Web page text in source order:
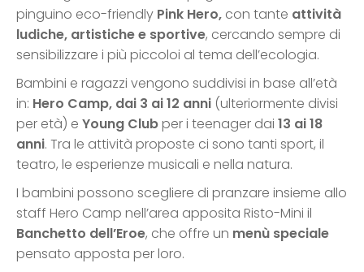
pinguino eco-friendly Pink Hero, con tante attività
ludiche, artistiche e sportive, cercando sempre di
sensibilizzare i più piccoloi al tema dell’ecologia.
Bambini e ragazzi vengono suddivisi in base all’età
in: Hero Camp, dai 3 ai 12 anni (ulteriormente divisi
per età) e Young Clubper i teenager dai 13 ai 18
anni. Tra le attività proposte ci sono tanti sport, il
teatro, le esperienze musicali e nella natura.
I bambini possono scegliere di pranzare insieme allo
staff Hero Camp nell’area apposita Risto-Mini il
Banchetto dell’Eroe, che offre un menù speciale
pensato apposta per loro.